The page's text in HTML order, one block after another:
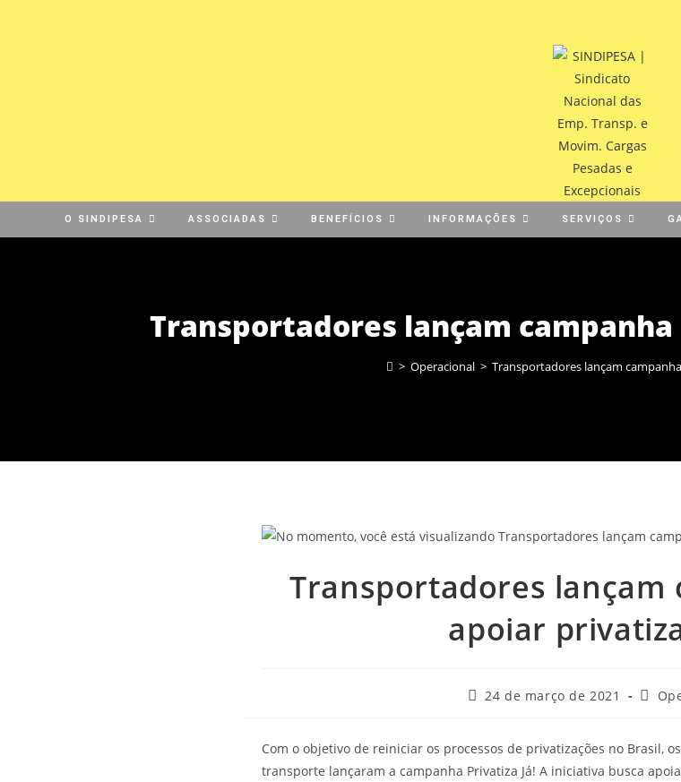
O SINDIPESA ASSOCIADAS BENEFÍCIOS INFORMAÇÕES SERVIÇOS
Transportadores lançam
> Operacional > Transportadores lançam
Transportadores lançam
apoiar
24 de março de 2021
Com o objetivo de reiniciar os processos de privatizações no Brasil,
transporte lançaram a campanha Privatiza Já! A iniciativa busca